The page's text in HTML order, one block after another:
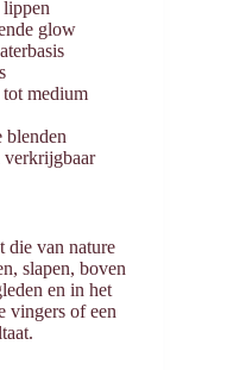
glow
medium
blenden
die van nature
slapen, boven
en in het
vingers of een